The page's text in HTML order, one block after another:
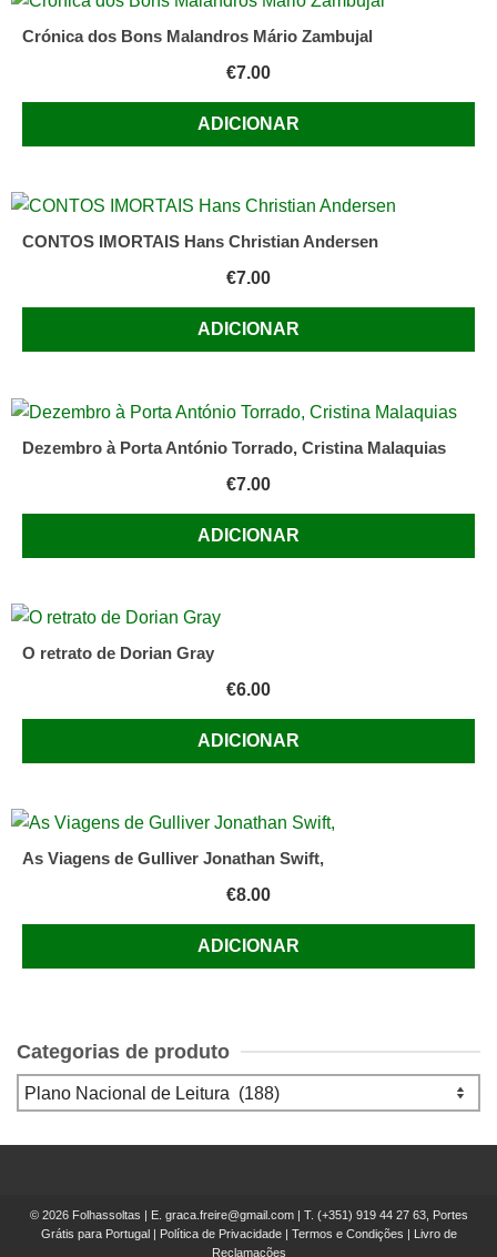
Crónica dos Bons Malandros Mário Zambujal
€7.00
ADICIONAR
CONTOS IMORTAIS Hans Christian Andersen
€7.00
ADICIONAR
Dezembro à Porta António Torrado, Cristina Malaquias
€7.00
ADICIONAR
O retrato de Dorian Gray
€6.00
ADICIONAR
As Viagens de Gulliver Jonathan Swift,
€8.00
ADICIONAR
Categorias de produto
© 2026 Folhassoltas | E. graca.freire@gmail.com| T. (+351) 919 44 27 63, Portes
Grátis para Portugal | Política de Privacidade| Termos e Condições | Livro de
Reclamações